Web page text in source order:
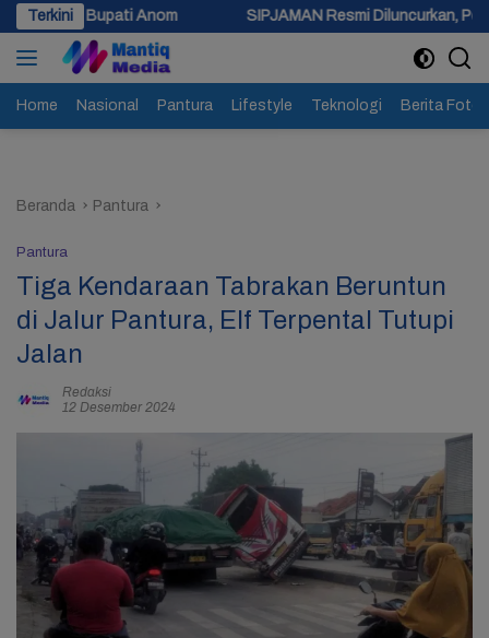
Langsung
ke
konten
Terkini SIPJAMAN Resmi Diluncurkan, Pemkab Brebes
Home Nasional Pantura Lifestyle Teknologi Berita Foto
Beranda Pantura
Pantura
Tiga Kendaraan Tabrakan Beruntun
di Jalur Pantura, Elf Terpental Tutupi
Jalan
Redaksi
12 Desember 2024